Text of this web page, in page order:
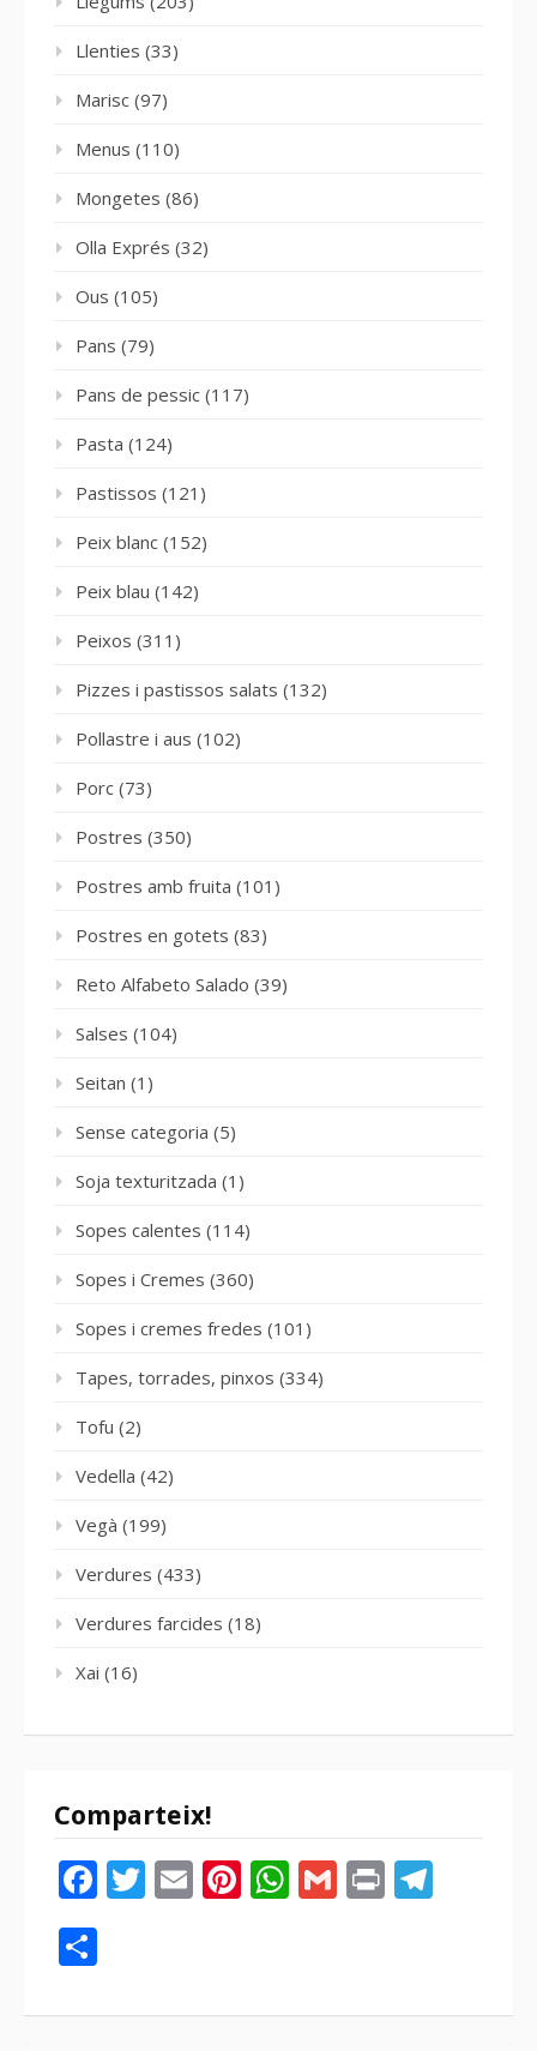
Llenties (33)
Marisc (97)
Menus (110)
Mongetes (86)
Olla Exprés (32)
Ous (105)
Pans (79)
Pans de pessic (117)
Pasta (124)
Pastissos (121)
Peix blanc (152)
Peix blau (142)
Peixos (311)
Pizzes i pastissos salats (132)
Pollastre i aus (102)
Porc (73)
Postres (350)
Postres amb fruita (101)
Postres en gotets (83)
Reto Alfabeto Salado (39)
Salses (104)
Seitan (1)
Sense categoria (5)
Soja texturitzada (1)
Sopes calentes (114)
Sopes i Cremes (360)
Sopes i cremes fredes (101)
Tapes, torrades, pinxos (334)
Tofu (2)
Vedella (42)
Vegà (199)
Verdures (433)
Verdures farcides (18)
Xai (16)
Comparteix!
Facebook
Twitter
EmailPinterest
WhatsApp
Gmail
Print